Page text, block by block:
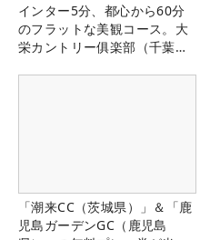
インター5分、都心から60分
のフラットな美観コース。大
栄カントリー俱楽部（千葉
「潮来CC（茨城県）」＆「鹿
児島ガーデンGC（鹿児島